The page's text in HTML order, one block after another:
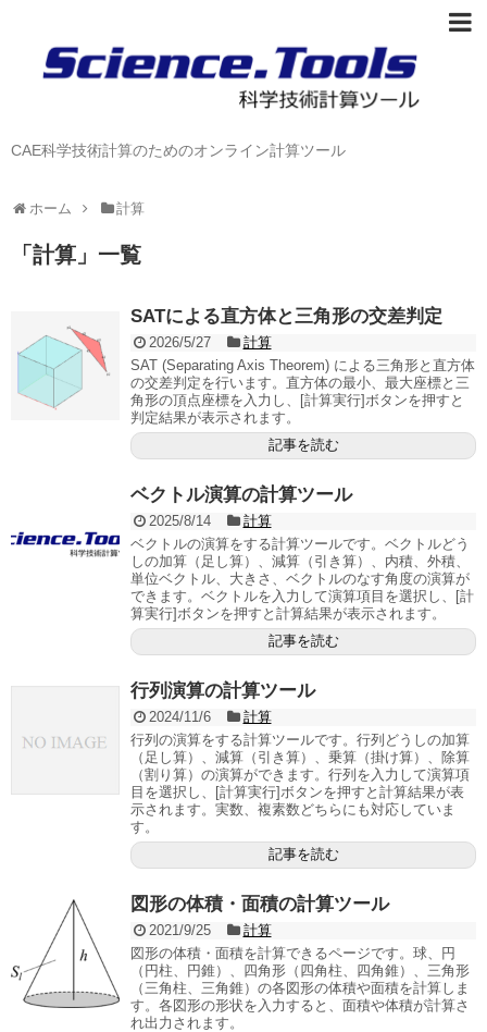
CAE科学技術計算のためのオンライン計算ツール
ホーム 計算
「 計算 」 一覧
SATによる直方体と三角形の交差判定
2026/5/27
計算
SAT (Separating Axis Theorem) による三角形と直方体
の交差判定を行います。直方体の最小、最大座標と三
角形の頂点座標を入力し、[計算実行]ボタンを押すと
判定結果が表示されます。
記事を読む
ベクトル演算の計算ツール
2025/8/14
計算
ベクトルの演算をする計算ツールです。ベクトルどう
しの加算（足し算）、減算（引き算）、内積、外積、
単位ベクトル、大きさ、ベクトルのなす角度の演算が
できます。ベクトルを入力して演算項目を選択し、[計
算実行]ボタンを押すと計算結果が表示されます。
記事を読む
行列演算の計算ツール
2024/11/6
計算
行列の演算をする計算ツールです。行列どうしの加算
（足し算）、減算（引き算）、乗算（掛け算）、除算
（割り算）の演算ができます。行列を入力して演算項
目を選択し、[計算実行]ボタンを押すと計算結果が表
示されます。実数、複素数どちらにも対応していま
す。
記事を読む
図形の体積・面積の計算ツール
2021/9/25
計算
図形の体積・面積を計算できるページです。球、円
（円柱、円錐）、四角形（四角柱、四角錐）、三角形
（三角柱、三角錐）の各図形の体積や面積を計算しま
す。各図形の形状を入力すると、面積や体積が計算さ
れ出力されます。